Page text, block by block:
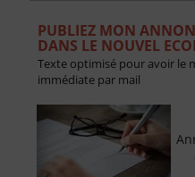
PUBLIEZ MON
DANS LE NOUVEL
Texte optimisé pour avoir le
immédiate par mail